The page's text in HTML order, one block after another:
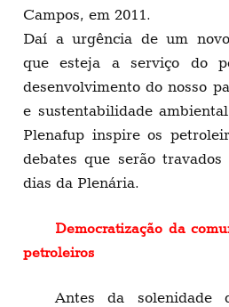
Campos, em 2011.
Daí a urgência de um
que esteja a serviço do
desenvolvimento do nosso
e sustentabilidade
Plenafup inspire os
debates que serão
dias da Plenária.
Democratização da
petroleiros
Antes da